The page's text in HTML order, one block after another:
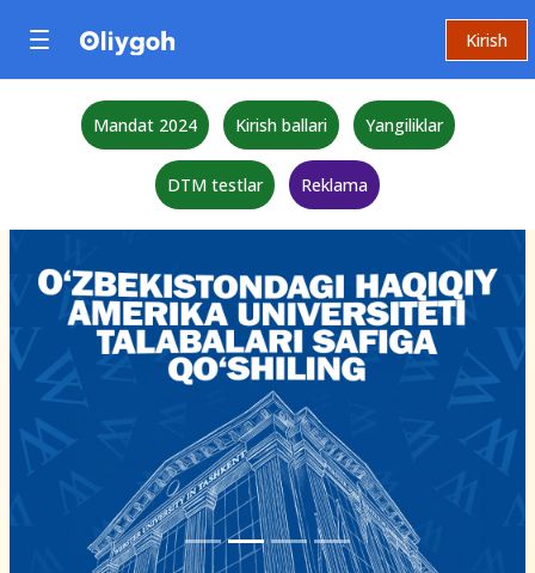
Kirish
Mandat 2024 Kirish ballari Yangiliklar
DTM testlar Reklama